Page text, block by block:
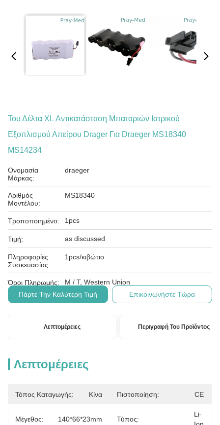
Του Δέλτα XL Αντικατάσταση Μπαταριών Ιατρικού
Εξοπλισμού Απείρου Drager Για Draeger MS18340
MS14234
Ονομασία
Μάρκας:
draeger
Αριθμός
Μοντέλου:
MS18340
Τροποποιημένο: 1pcs
Τιμή: as discussed
Πληροφορίες
Συσκευασίας:
1pcs/κιβώτιο
Όροι Πληρωμής:
Μ / Τ, Western Union
Πάρτε Την Καλύτερη Τιμή
Επικοινωνήστε Τώρα
Λεπτομέρειες Περιγραφή Του Προϊόντος
Λεπτομέρειες
Τόπος Καταγωγής: Κίνα Πιστοποίηση: CE
Μέγεθος: 140*66*23mm Τύπος:
Li-